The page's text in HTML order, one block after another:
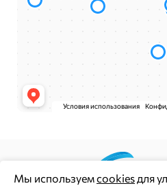
Мы используемcookies для